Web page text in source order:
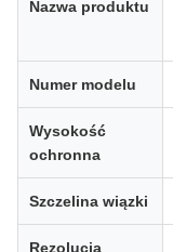
Nazwa produktu
Numer modelu
Wysokość
ochronna
Szczelina wiązki
Rezolucja